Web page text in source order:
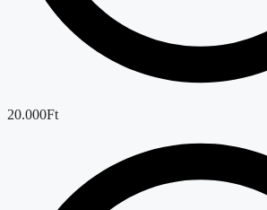
20.000Ft